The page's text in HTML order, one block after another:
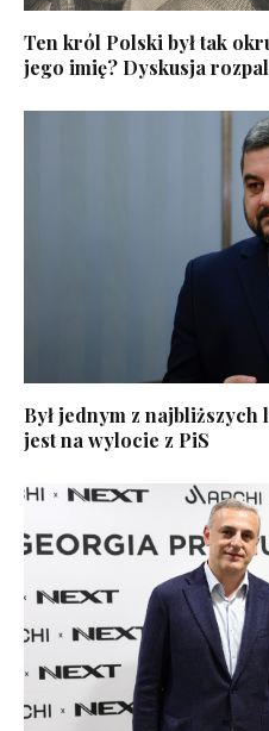
Ten król Polski był tak
jego imię? Dyskusja
Był jednym z
jest na wylocie z PiS